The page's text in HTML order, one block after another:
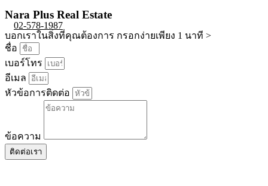
Nara Plus Real Estate
02-578-1987
บอกเราในสิ่งที่คุณต้องการ กรอกง่ายเพียง 1 นาที >
ชื่อ
เบอร์โทร
อีเมล
หัวข้อการติดต่อ
ข้อความ
ติดต่อเรา